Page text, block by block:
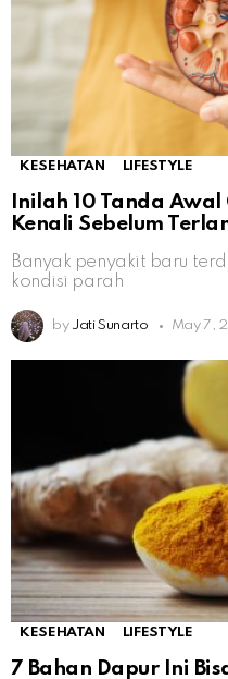
KESEHATAN LIFESTYLE
Inilah 10 Tanda
Kenali Sebelum
Banyak penyakit baru
kondisi parah
by Jati Sunarto May 7,
KESEHATAN LIFESTYLE
7 Bahan Dapur Ini